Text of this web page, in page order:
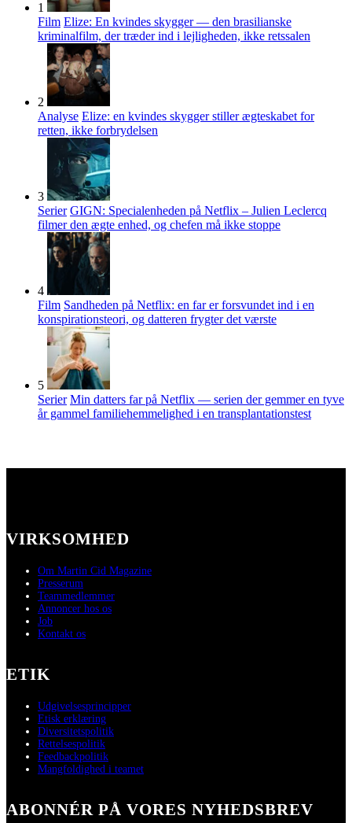
1
Film Elize: En kvindes skygger — den brasilianske
kriminalfilm, der træder ind i lejligheden, ikke retssalen
2
Analyse Elize: en kvindes skygger stiller ægteskabet for
retten, ikke forbrydelsen
3
Serier GIGN: Specialenheden på Netflix – Julien Leclercq
filmer den ægte enhed, og chefen må ikke stoppe
4
Film Sandheden på Netflix: en far er forsvundet ind i en
konspirationsteori, og datteren frygter det værste
5
Serier Min datters far på Netflix — serien der gemmer en tyve
år gammel familiehemmelighed i en transplantationstest
VIRKSOMHED
Om Martin Cid Magazine
Presserum
Teammedlemmer
Annoncer hos os
Job
Kontakt os
ETIK
Udgivelsesprincipper
Etisk erklæring
Diversitetspolitik
Rettelsespolitik
Feedbackpolitik
Mangfoldighed i teamet
ABONNÉR PÅ VORES NYHEDSBREV